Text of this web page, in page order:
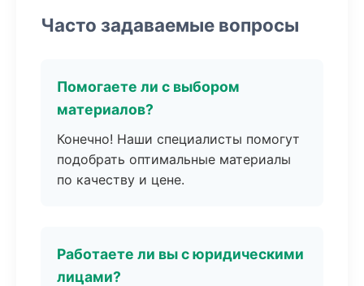
Часто задаваемые вопросы
Помогаете ли с выбором
материалов?
Конечно! Наши специалисты помогут
подобрать оптимальные материалы
по качеству и цене.
Работаете ли вы с юридическими
лицами?